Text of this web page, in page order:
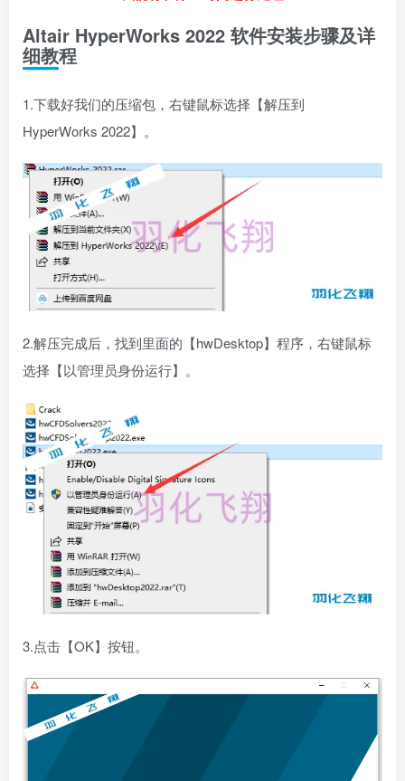
Altair HyperWorks 2022 软件安装步骤及详
细教程
1.下载好我们的压缩包，右键鼠标选择【解压到
HyperWorks 2022】。
2.解压完成后，找到里面的【hwDesktop】程序，右键鼠标
选择【以管理员身份运行】。
3.点击【OK】按钮。